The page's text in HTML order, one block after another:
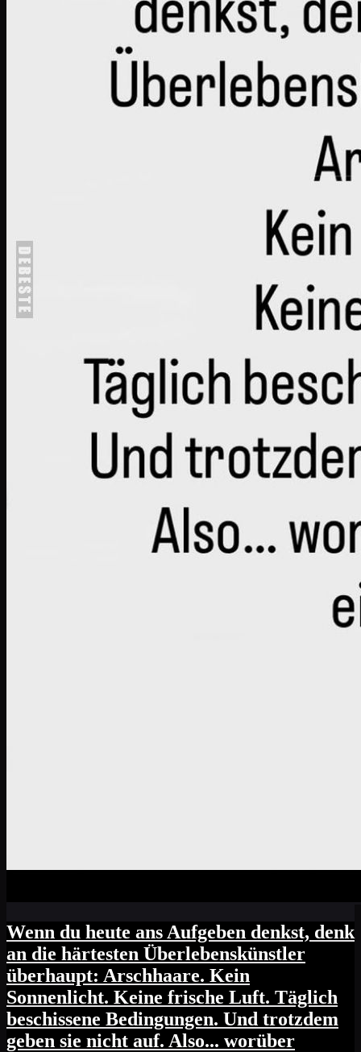
Wenn du heute ans Aufgeben denkst, denk
an die härtesten Überlebenskünstler
überhaupt: Arschhaare. Kein
Sonnenlicht. Keine frische Luft. Täglich
beschissene Bedingungen. Und trotzdem
geben sie nicht auf. Also... worüber